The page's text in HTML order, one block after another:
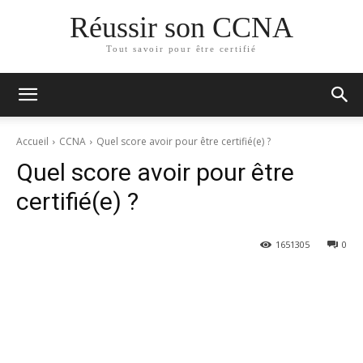
Réussir son CCNA
Tout savoir pour être certifié
Accueil CCNA Quel score avoir pour être certifié(e) ?
Quel score avoir pour être
certifié(e) ?
0
1651305